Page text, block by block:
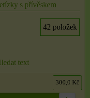
s přívěskem
42 položek
text
300,0 Kč